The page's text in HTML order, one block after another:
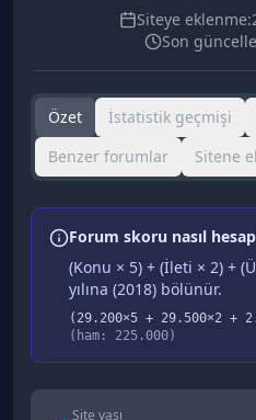
Siteye eklenme:
Son
Özet İstatistik geçmişi
Benzer forumlar
Sitene
Forum skoru nasıl
(Konu × 5) + (İleti × 2) +
yılına (2018) bölünür.
( 29.200×5 + 29.500×2 +
(ham: 225.000)
Site yaşı